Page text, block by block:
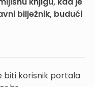
bilježnik, budući
biti korisnik portala